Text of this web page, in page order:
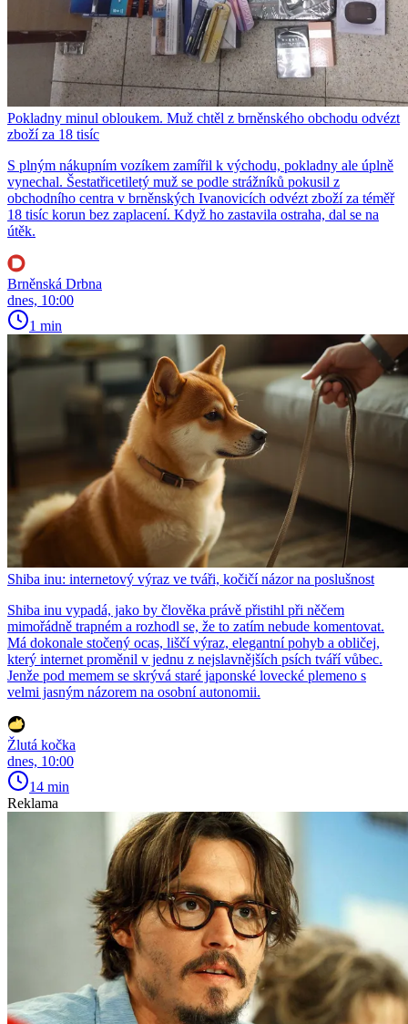
Pokladny minul obloukem. Muž chtěl z brněnského obchodu odvézt
zboží za 18 tisíc
S plným nákupním vozíkem zamířil k východu, pokladny ale úplně
vynechal. Šestatřicetiletý muž se podle strážníků pokusil z
obchodního centra v brněnských Ivanovicích odvézt zboží za téměř
18 tisíc korun bez zaplacení. Když ho zastavila ostraha, dal se na
útěk.
Brněnská Drbna
dnes, 10:00
1 min
Shiba inu: internetový výraz ve tváři, kočičí názor na poslušnost
Shiba inu vypadá, jako by člověka právě přistihl při něčem
mimořádně trapném a rozhodl se, že to zatím nebude komentovat.
Má dokonale stočený ocas, liščí výraz, elegantní pohyb a obličej,
který internet proměnil v jednu z nejslavnějších psích tváří vůbec.
Jenže pod memem se skrývá staré japonské lovecké plemeno s
velmi jasným názorem na osobní autonomii.
Žlutá kočka
dnes, 10:00
14 min
Reklama